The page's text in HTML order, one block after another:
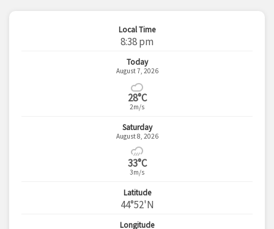
Local Time
8:38 pm
Today
August 7, 2026
28°C
2m/s
Saturday
August 8, 2026
33°C
3m/s
Latitude
44°52'N
Longitude